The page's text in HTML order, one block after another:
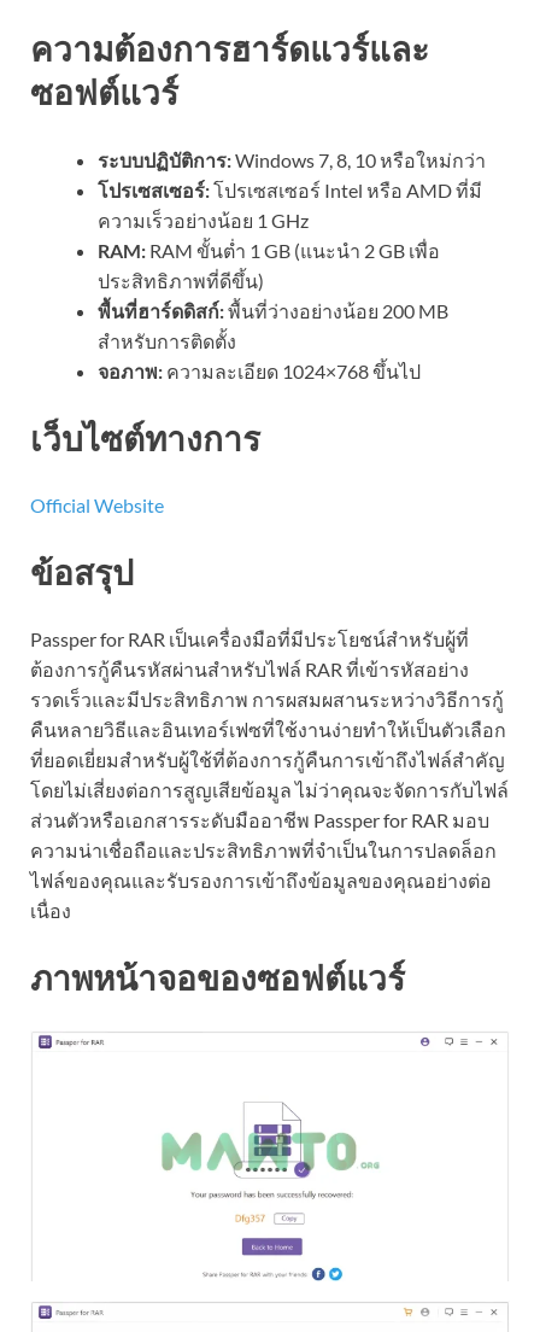
ความต้องการฮาร์ดแวร์และ
ซอฟต์แวร์
ระบบปฏิบัติการ:Windows 7, 8, 10 หรือใหม่กว่า
โปรเซสเซอร์:โปรเซสเซอร์ Intel หรือ AMD ที่มี
ความเร็วอย่างน้อย 1 GHz
RAM: RAM ขั้นต่ำ 1 GB (แนะนำ 2 GB เพื่อ
ประสิทธิภาพที่ดีขึ้น)
พื้นที่ฮาร์ดดิสก์:พื้นที่ว่างอย่างน้อย 200 MB
สำหรับการติดตั้ง
จอภาพ: ความละเอียด 1024×768 ขึ้นไป
เว็บไซต์ทางการ
Official Website
ข้อสรุป
Passper for RAR เป็นเครื่องมือที่มีประโยชน์สำหรับผู้ที่
ต้องการกู้คืนรหัสผ่านสำหรับไฟล์ RAR ที่เข้ารหัสอย่าง
รวดเร็วและมีประสิทธิภาพ การผสมผสานระหว่างวิธีการกู้
คืนหลายวิธีและอินเทอร์เฟซที่ใช้งานง่ายทำให้เป็นตัวเลือก
ที่ยอดเยี่ยมสำหรับผู้ใช้ที่ต้องการกู้คืนการเข้าถึงไฟล์สำคัญ
โดยไม่เสี่ยงต่อการสูญเสียข้อมูล ไม่ว่าคุณจะจัดการกับไฟล์
ส่วนตัวหรือเอกสารระดับมืออาชีพ Passper for RAR มอบ
ความน่าเชื่อถือและประสิทธิภาพที่จำเป็นในการปลดล็อก
ไฟล์ของคุณและรับรองการเข้าถึงข้อมูลของคุณอย่างต่อ
เนื่อง
ภาพหน้าจอของซอฟต์แวร์